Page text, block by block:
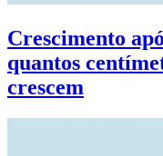
Crescimento
quantos
crescem